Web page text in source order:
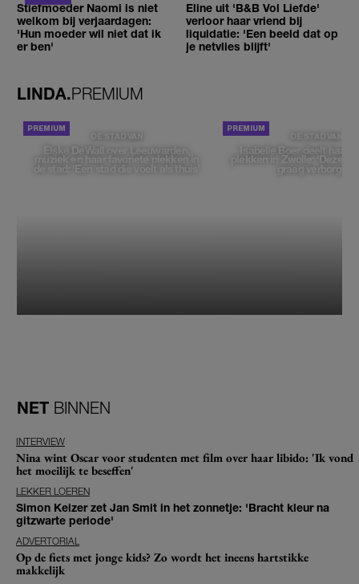
Stiefmoeder Naomi is niet
welkom bij verjaardagen:
'Hun moeder wil niet dat ik
er ben'
Eline uit 'B&B Vol Liefde'
verloor haar vriend bij
liquidatie: 'Een beeld dat op
je netvlies blijft'
LINDA.PREMIUM
DE STAD VAN
Elske DeWall over Leeuwarden,
muziek en haar favoriete plekken in
de stad: 'Een stad die voelt als thuis'
DE STAD VAN
Isabelle Boer deelt haar
plekken in Zwolle: 'Deze
graag verborgen'
NET BINNEN
INTERVIEW
Nina wint Oscar voor studenten met film over haar libido: 'Ik vond
het moeilijk te beseffen'
LEKKER LOEREN
Simon Keizer zet Jan Smit in het zonnetje: 'Bracht kleur na
gitzwarte periode'
ADVERTORIAL
Op de fiets met jonge kids? Zo wordt het ineens hartstikke
makkelijk